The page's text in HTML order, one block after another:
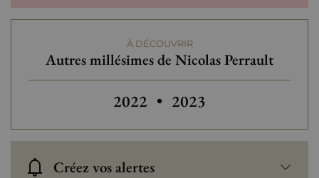
À DÉCOUVRIR
Autres millésimes de Nicolas Perrault
Autres millésimes de Nicolas
2022 • Autres millésimes de
2023
Créez vos alertes